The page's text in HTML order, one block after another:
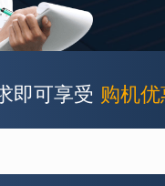
即可享受 购机